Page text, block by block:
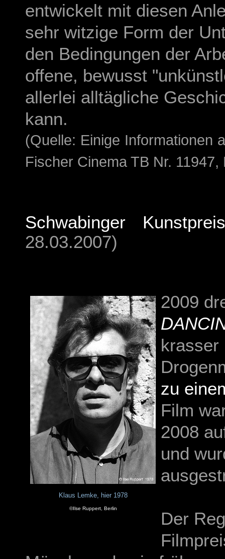
entwickelt mit diesen
sehr witzige Form der
den Bedingungen der
offene, bewusst
allerlei alltägliche
kann.
(Quelle: Einige Informationen
Fischer Cinema TB Nr.
Schwabinger
28.03.2007)
Klaus Lemke, hier 1978
©Ilse Ruppert, Berlin
2009
krasser
zu
Film
2008
und
Der